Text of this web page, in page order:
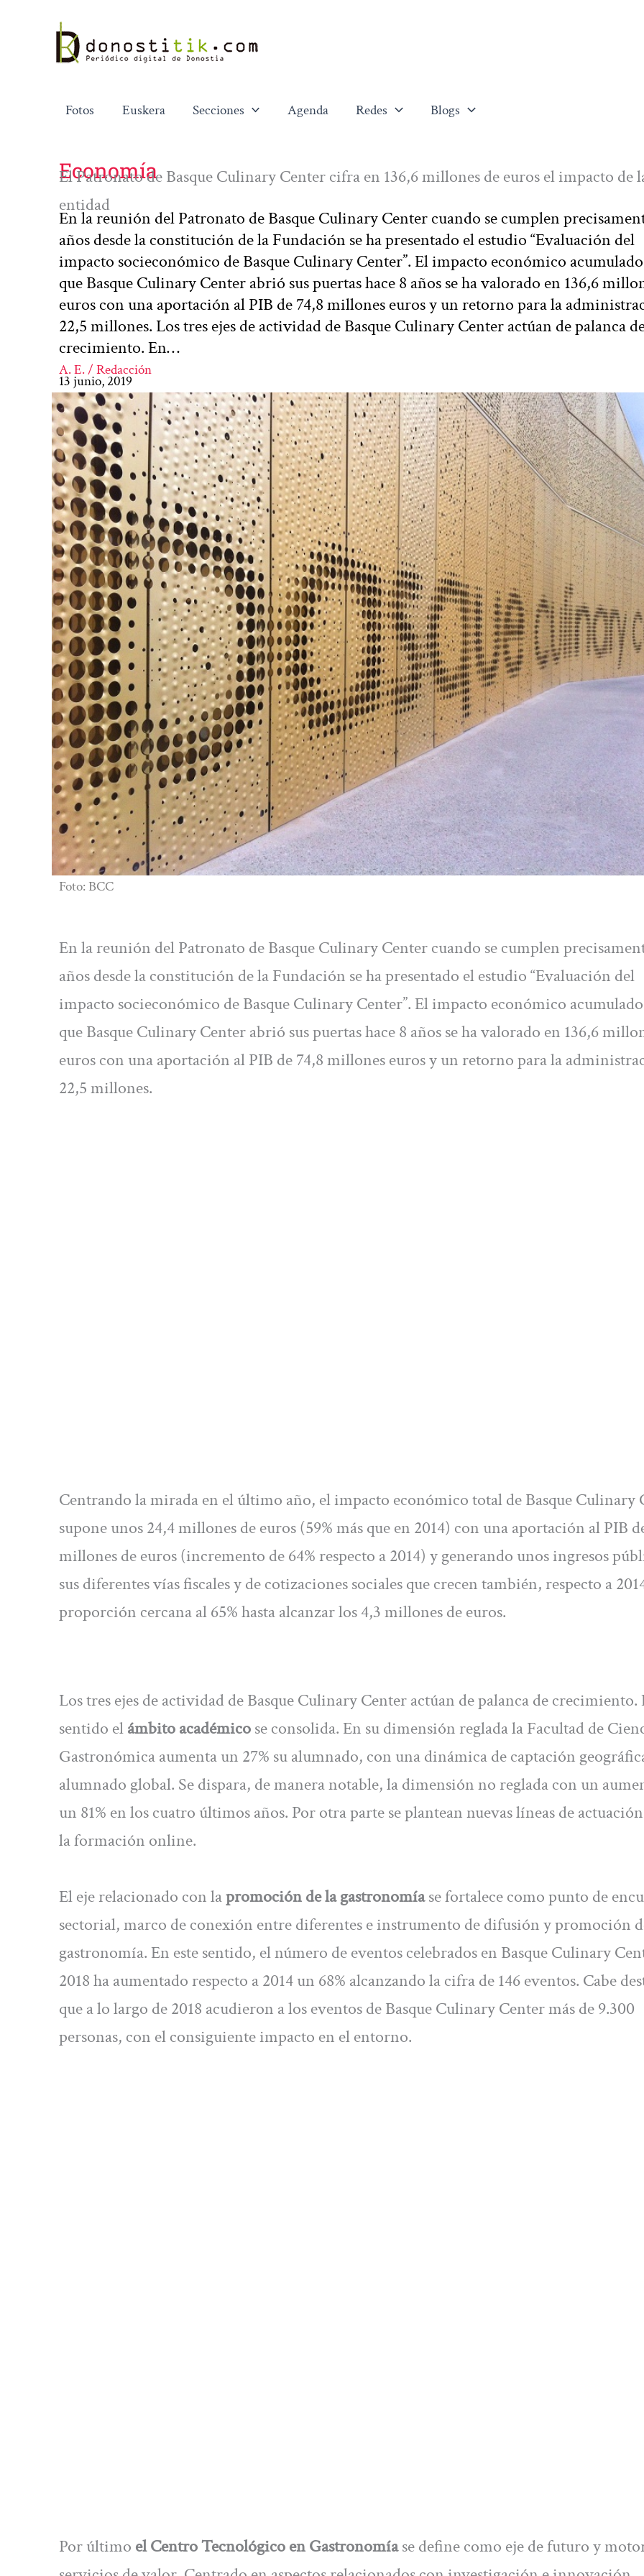
contenido
Fotos Euskera Secciones Agenda Redes Blogs
Economía
El Patronato de Basque Culinary Center cifra en 136,6 millones de euros el impacto de
entidad
En la reunión del Patronato de Basque Culinary Center cuando se cumplen
años desde la constitución de la Fundación se ha presentado el estudio “Evaluación del
impacto socieconómico de Basque Culinary Center”. El impacto económico
que Basque Culinary Center abrió sus puertas hace 8 años se ha valorado en 136,6
euros con una aportación al PIB de 74,8 millones euros y un retorno para la
22,5 millones. Los tres ejes de actividad de Basque Culinary Center actúan de palanca
crecimiento. En…
A. E. / Redacción
13 junio, 2019
Foto: BCC
En la reunión del Patronato de Basque Culinary Center cuando se cumplen
años desde la constitución de la Fundación se ha presentado el estudio “Evaluación del
impacto socieconómico de Basque Culinary Center”. El impacto económico
que Basque Culinary Center abrió sus puertas hace 8 años se ha valorado en 136,6
euros con una aportación al PIB de 74,8 millones euros y un retorno para la
22,5 millones.
Centrando la mirada en el último año, el impacto económico total de Basque Culinary
supone unos 24,4 millones de euros (59% más que en 2014) con una aportación al PIB
millones de euros (incremento de 64% respecto a 2014) y generando unos ingresos
sus diferentes vías fiscales y de cotizaciones sociales que crecen también, respecto a
proporción cercana al 65% hasta alcanzar los 4,3 millones de euros.
Los tres ejes de actividad de Basque Culinary Center actúan de palanca de crecimiento.
sentido elámbito académicose consolida. En su dimensión reglada la Facultad de
Gastronómica aumenta un 27% su alumnado, con una dinámica de captación
alumnado global. Se dispara, de manera notable, la dimensión no reglada con un
un 81% en los cuatro últimos años. Por otra parte se plantean nuevas líneas de
la formación online.
El eje relacionado con lapromoción de la gastronomíase fortalece como punto de
sectorial, marco de conexión entre diferentes e instrumento de difusión y promoción
gastronomía. En este sentido, el número de eventos celebrados en Basque Culinary
2018 ha aumentado respecto a 2014 un 68% alcanzando la cifra de 146 eventos. Cabe
que a lo largo de 2018 acudieron a los eventos de Basque Culinary Center más de 9.300
personas, con el consiguiente impacto en el entorno.
Por último el Centro Tecnológico en Gastronomíase define como eje de futuro y